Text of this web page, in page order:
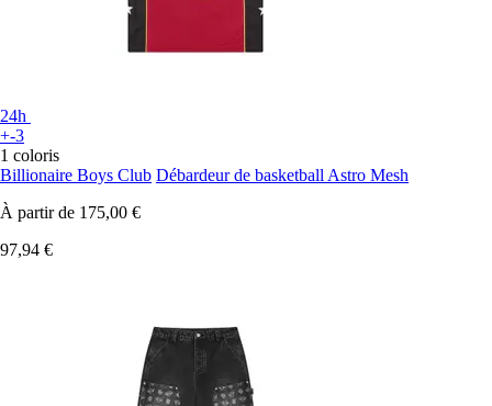
24h
+-3
1 coloris
Billionaire Boys Club Débardeur de basketball Astro Mesh
À partir de 175,00 €
97,94 €